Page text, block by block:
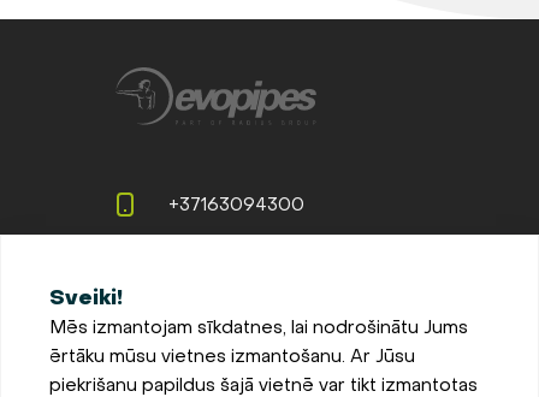
Sveiki!
Mēs izmantojam sīkdatnes, lai nodrošinātu Jums
ērtāku mūsu vietnes izmantošanu. Ar Jūsu
piekrišanu papildus šajā vietnē var tikt izmantotas
+37163094300
LV-3002, Latvija
Pieteikties jaunumiem